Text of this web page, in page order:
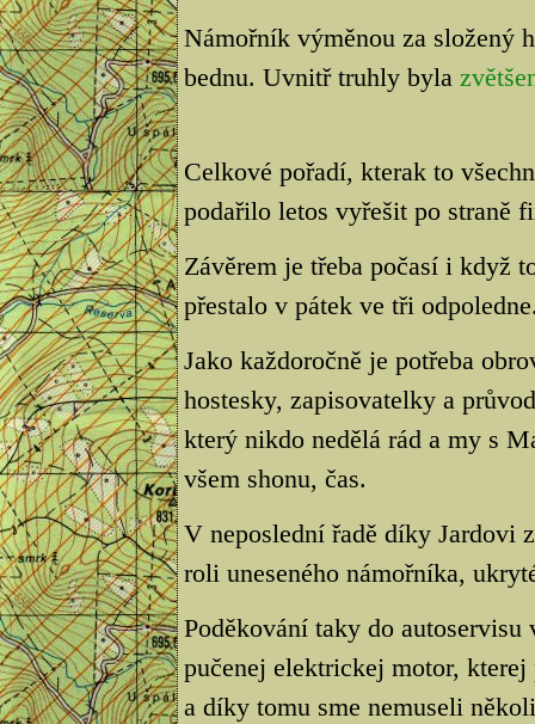
Námořník výměnou za složený
bednu. Uvnitř truhly byla
Celkové pořadí, kterak to
podařilo letos vyřešit po straně
Závěrem je třeba počasí i když
přestalo v pátek ve tři
Jako každoročně je potřeba
hostesky, zapisovatelky a
který nikdo nedělá rád a my s
všem shonu, čas.
V neposlední řadě díky Jardovi
roli uneseného námořníka,
Poděkování taky do
pučenej elektrickej motor,
a díky tomu sme nemuseli